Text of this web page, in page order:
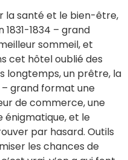
la santé et le bien-être,
1834 – grand
sommeil, et
cet hôtel oublié des
longtemps, un prêtre, la
– grand format une
de commerce, une
énigmatique, et le
par hasard. Outils
les chances de